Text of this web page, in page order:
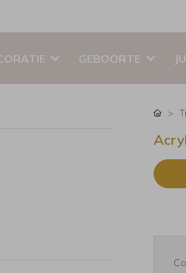
GEBOORTE